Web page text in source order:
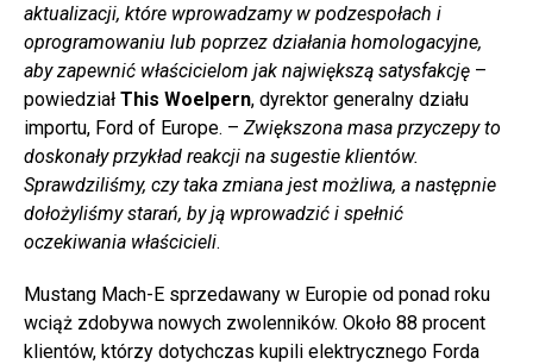
aktualizacji, które wprowadzamy w podzespołach i
oprogramowaniu lub poprzez działania homologacyjne,
aby zapewnić właścicielom jak największą satysfakcję –
powiedział This Woelpern, dyrektor generalny działu
importu, Ford of Europe. – Zwiększona masa przyczepy to
doskonały przykład reakcji na sugestie klientów.
Sprawdziliśmy, czy taka zmiana jest możliwa, a następnie
dołożyliśmy starań, by ją wprowadzić i spełnić
oczekiwania właścicieli.
Mustang Mach-E sprzedawany w Europie od ponad roku
wciąż zdobywa nowych zwolenników. Około 88 procent
klientów, którzy dotychczas kupili elektrycznego Forda